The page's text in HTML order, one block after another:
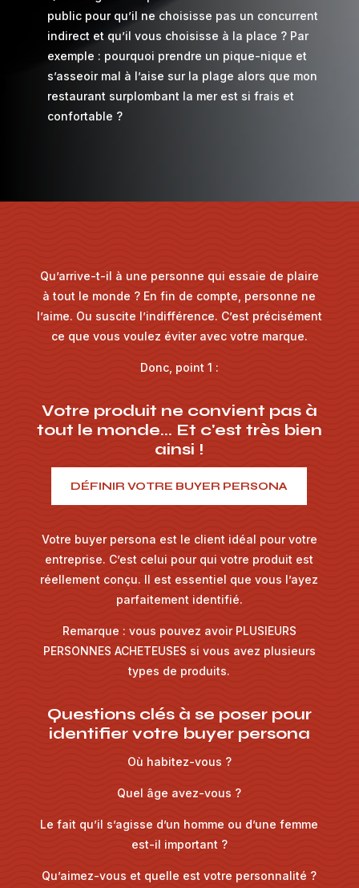
public pour qu’il ne choisisse pas un concurrent
indirect et qu’il vous choisisse à la place ? Par
exemple : pourquoi prendre un pique-nique et
s’asseoir mal à l’aise sur la plage alors que mon
restaurant surplombant la mer est si frais et
confortable ?
Qu’arrive-t-il à une personne qui essaie de plaire
à tout le monde ? En fin de compte, personne ne
l’aime. Ou suscite l’indifférence. C’est précisément
ce que vous voulez éviter avec votre marque.
Donc, point 1 :
Votre produit ne convient pas à
tout le monde... Et c'est très bien
ainsi !
DÉFINIR VOTRE BUYER PERSONA
Votre buyer persona est le client idéal pour votre
entreprise. C’est celui pour qui votre produit est
réellement conçu. Il est essentiel que vous l’ayez
parfaitement identifié.
Remarque : vous pouvez avoir PLUSIEURS
PERSONNES ACHETEUSES si vous avez plusieurs
types de produits.
Questions clés à se poser pour
identifier votre buyer persona
Où habitez-vous ?
Quel âge avez-vous ?
Le fait qu’il s’agisse d’un homme ou d’une femme
est-il important ?
Qu’aimez-vous et quelle est votre personnalité ?